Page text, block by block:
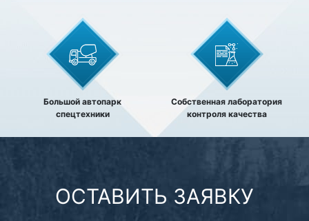
Большой автопарк
спецтехники
Собственная лаборатория
контроля качества
ОСТАВИТЬ ЗАЯВКУ